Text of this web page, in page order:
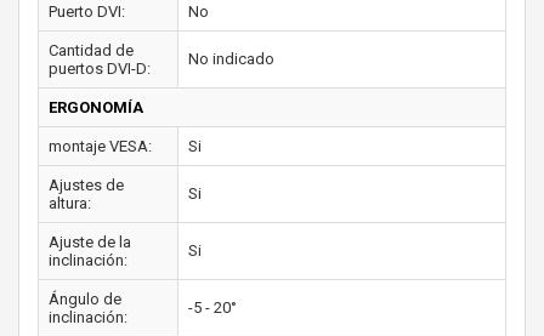
Puerto DVI: No
Cantidad de
puertos DVI-D:
No indicado
ERGONOMÍA
montaje VESA: Si
Ajustes de
altura:
Si
Ajuste de la
inclinación:
Si
Ángulo de
inclinación:
-5 - 20°